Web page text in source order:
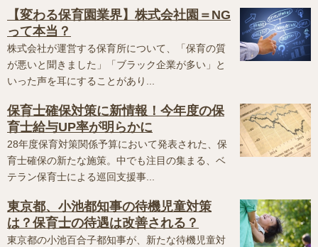
【変わる保育園業界】株式会社園＝NG
って本当？
株式会社が運営する保育所について、「保育の質
が悪いと聞きました」「ブラック企業が多い」と
いった声を耳にすることがあり...
保育士確保対策に新情報！今年度の保
育士給与UP率が明らかに
28年度保育対策関係予算において発表された、保
育士確保の新たな施策。中でも注目の集まる、ベ
テラン保育士による巡回支援事...
東京都、小池都知事の待機児童対策
は？保育士の待遇は改善される？
東京都の小池百合子都知事が、新たな待機児童対